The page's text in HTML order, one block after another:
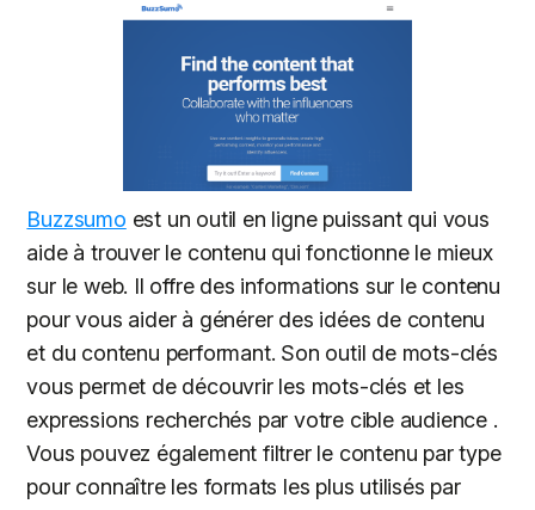
Buzzsumo est un outil en ligne puissant qui vous
aide à trouver le contenu qui fonctionne le mieux
sur le web. Il offre des informations sur le contenu
pour vous aider à générer des idées de contenu
et du contenu performant. Son outil de mots-clés
vous permet de découvrir les mots-clés et les
expressions recherchés par votre cible audience .
Vous pouvez également filtrer le contenu par type
pour connaître les formats les plus utilisés par